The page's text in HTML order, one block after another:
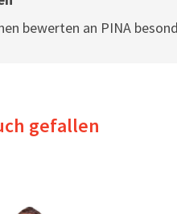
bewerten an PINA
gefallen